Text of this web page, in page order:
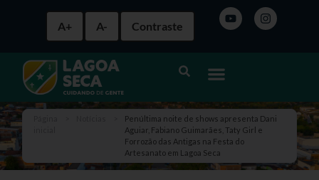
A+ A- Contraste
Penúltima noite de shows apresenta Dani
Aguiar, Fabiano Guimarães, Taty Girl e
Forrozão das Antigas na Festa do
Artesanato em Lagoa Seca